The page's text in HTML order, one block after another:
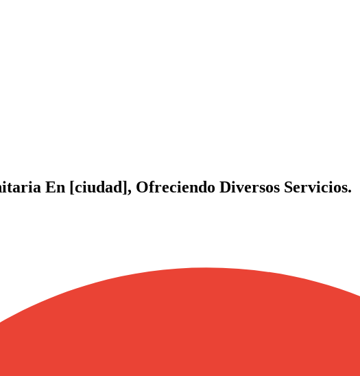
En [ciudad], Ofreciendo Diversos Servicios.